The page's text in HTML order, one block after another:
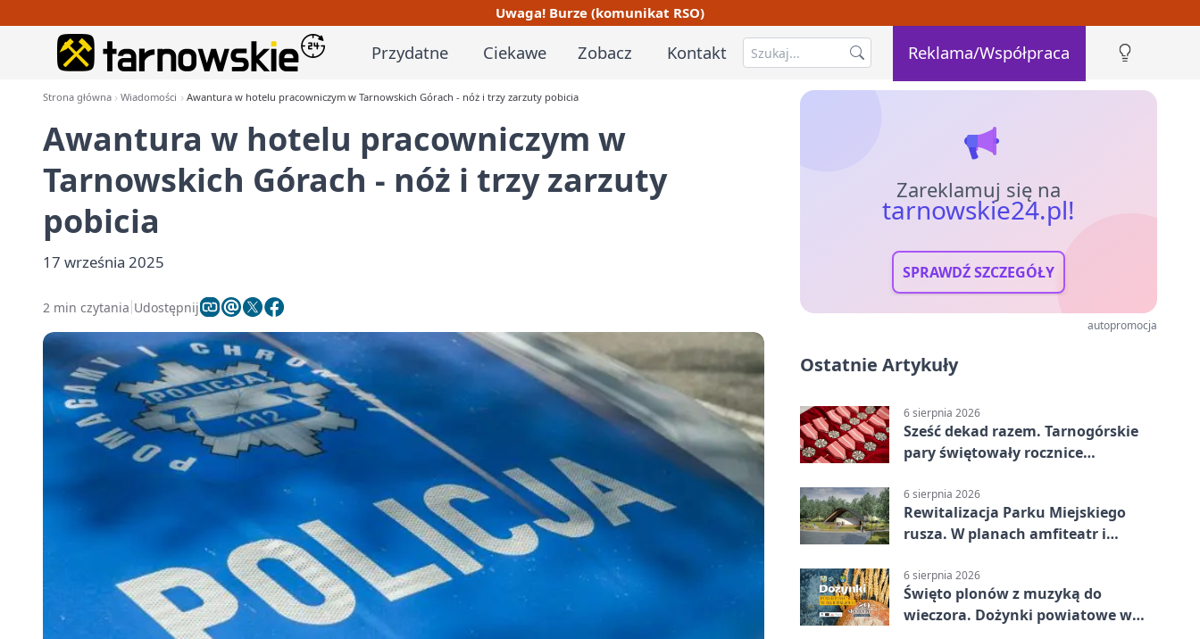
Uwaga! Burze (komunikat RSO)
Przydatne Ciekawe Zobacz Kontakt Reklama/Współpraca
Strona główna Wiadomości Awantura w hotelu pracowniczym w Tarnowskich Górach - nóż i trzy zarzuty pobicia
Awantura w hotelu pracowniczym w
Tarnowskich Górach - nóż i trzy zarzuty
pobicia
17 września 2025
2 min czytania Udostępnij
Zareklamuj się na
tarnowskie24.pl!
SPRAWDŹ SZCZEGÓŁY
autopromocja
Ostatnie Artykuły
6 sierpnia 2026
Sześć dekad razem. Tarnogórskie
pary świętowały rocznice
6 sierpnia 2026
Rewitalizacja Parku Miejskiego
rusza. W planach amfiteatr i
6 sierpnia 2026
Święto plonów z muzyką do
wieczora. Dożynki powiatowe w